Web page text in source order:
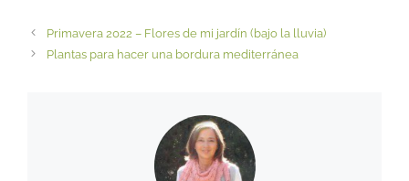
Primavera 2022 – Flores de mi jardín (bajo la lluvia)
Plantas para hacer una bordura mediterránea